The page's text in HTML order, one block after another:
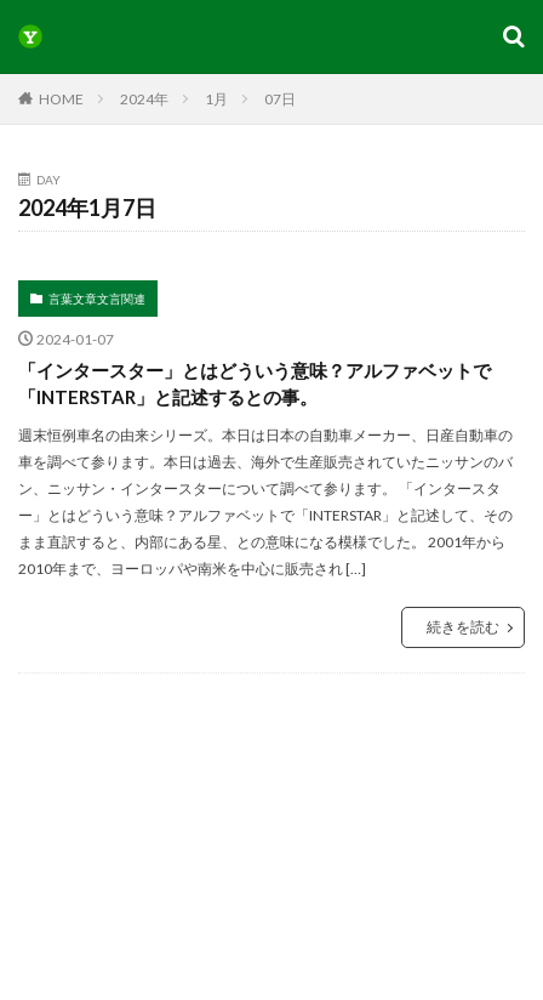
HOME 2024年 1月 07日
DAY
2024年1月7日
言葉文章文言関連
2024-01-07
「インタースター」とはどういう意味？アルファベットで
「INTERSTAR」と記述するとの事。
週末恒例車名の由来シリーズ。本日は日本の自動車メーカー、日産自動車の
車を調べて参ります。本日は過去、海外で生産販売されていたニッサンのバ
ン、ニッサン・インタースターについて調べて参ります。 「インタースタ
ー」とはどういう意味？アルファベットで「INTERSTAR」と記述して、その
まま直訳すると、内部にある星、との意味になる模様でした。 2001年から
2010年まで、ヨーロッパや南米を中心に販売され […]
続きを読む